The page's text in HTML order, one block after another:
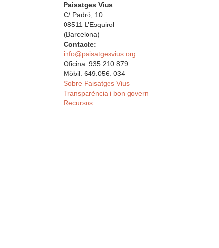
Paisatges Vius
C/ Padró, 10
08511 L’Esquirol
(Barcelona)
Contacte:
info@paisatgesvius.org
Oficina: 935.210.879
Mòbil: 649.056. 034
Sobre Paisatges Vius
Transparència i bon govern
Recursos